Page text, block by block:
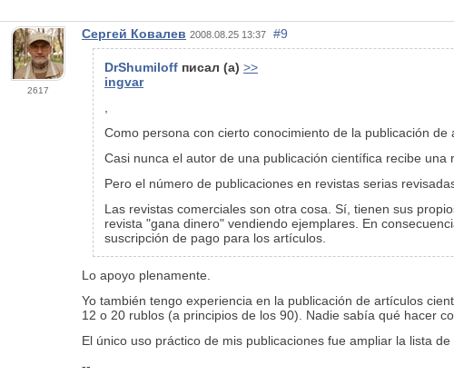
2617
Сергей Ковалев 2008.08.25 13:37 #9
DrShumiloff писал (а) >>
ingvar
,
Como persona con cierto conocimiento de la publicación
Casi nunca el autor de una publicación científica recibe
Pero el número de publicaciones en revistas serias
Las revistas comerciales son otra cosa. Sí, tienen sus
revista "gana dinero" vendiendo ejemplares. En
suscripción de pago para los artículos.
Lo apoyo plenamente.
Yo también tengo experiencia en la publicación de artículos
12 o 20 rublos (a principios de los 90). Nadie sabía qué hacer
El único uso práctico de mis publicaciones fue ampliar la lista
--